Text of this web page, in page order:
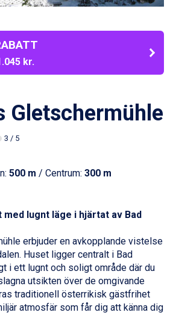
kr.
kr.
kr.
från 8.595 kr.
kr.
5.945 kr.
kr.
9.645 kr.
kr.
8.395 kr.
kr.
6.295 kr.
kr.
kr.
7.395 kr.
6.145 kr.
kr.
6.295 kr.
Gletschermühle
3 / 5
500 m / Centrum: 300 m
med lugnt läge i hjärtat av Bad
erbjuder en avkopplande vistelse
Huset ligger centralt i Bad
i ett lugnt och soligt område där du
utsikten över de omgivande
traditionell österrikisk gästfrihet
atmosfär som får dig att känna dig